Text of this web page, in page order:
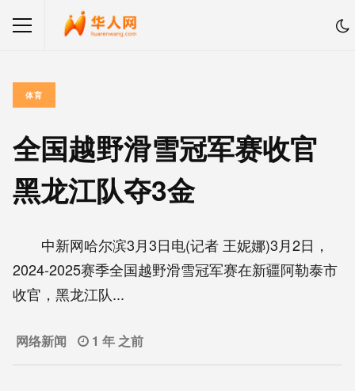
体育
全国越野滑雪冠军赛收官
黑龙江队夺3金
中新网哈尔滨3月3日电(记者 王妮娜)3月2日，
2024-2025赛季全国越野滑雪冠军赛在新疆阿勒泰市
收官，黑龙江队...
网络新闻 1 年 之前